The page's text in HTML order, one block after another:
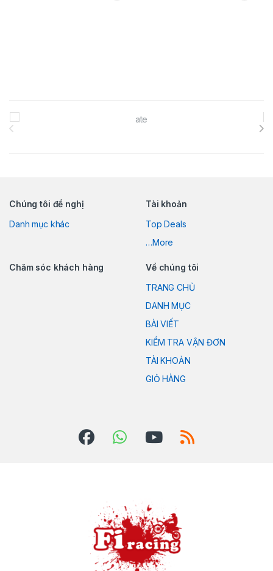
Brands Carousel
Chúng tôi đề nghị
Danh mục khác
Tài khoản
Top Deals
…More
Chăm sóc khách hàng
Về chúng tôi
TRANG CHỦ
DANH MỤC
BÀI VIẾT
KIỂM TRA VẬN ĐƠN
TÀI KHOẢN
GIỎ HÀNG